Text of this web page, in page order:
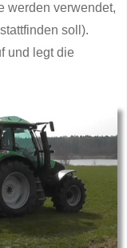
werden verwendet,
soll).
und legt die